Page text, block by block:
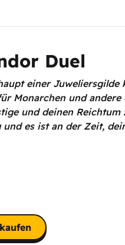
Duel
einer
Monarchen und
und deinen
und es ist an der Zeit,